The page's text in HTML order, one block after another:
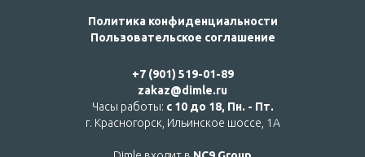
Политика конфиденциальности
Пользовательское соглашение
+7 (901) 519-01-89
zakaz@dimle.ru
Часы работы: с 10 до 18, Пн. - Пт.
г. Красногорск, Ильинское шоссе, 1А